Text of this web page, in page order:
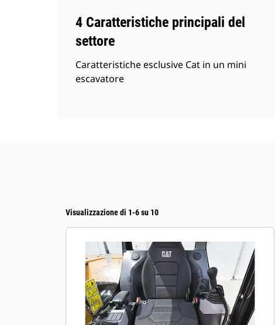
4 Caratteristiche principali del
settore
Caratteristiche esclusive Cat in un mini
escavatore
Visualizzazione di 1-6 su 10